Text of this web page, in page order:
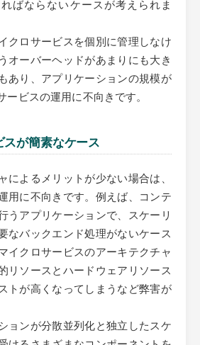
ばならないケースが考えられま
クロサービスを個別に管理しなけ
オーバーヘッドがあまりにも大き
あり、アプリケーションの規模が
ビスの運用に不向きです。
が簡素なケース
によるメリットが少ない場合は、
用に不向きです。例えば、コンテ
うアプリケーションで、スケーリ
なバックエンド処理がないケース
イクロサービスのアーキテクチャ
リソースとハードウェアリソース
トが高くなってしまうなど弊害が
ョンが分散並列化と独立したスケ